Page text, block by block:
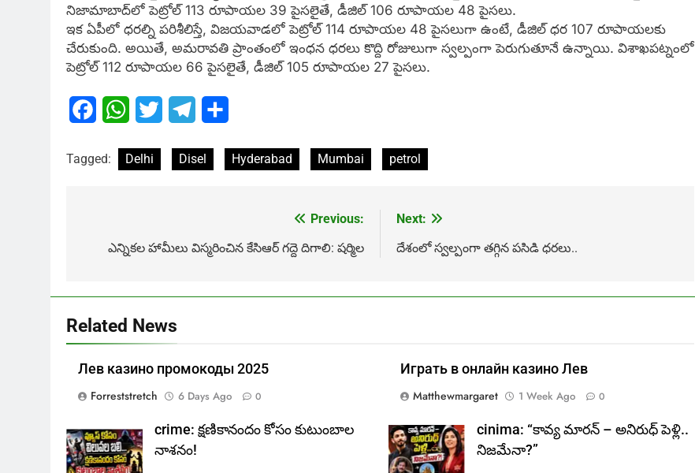
నిజామాబాద్‌లో పెట్రోల్ 113 రూపాయ‌ల 39 పైస‌లైతే, డీజిల్ 106 రూపాయ‌ల 48 పైస‌లు.
ఇక ఏపీలో ధ‌ర‌ల్ని ప‌రిశీలిస్తే, విజ‌య‌వాడ‌లో పెట్రోల్ 114 రూపాయ‌ల 48 పైస‌లుగా ఉంటే, డీజిల్ ధ‌ర 107 రూపాయ‌ల‌కు
చేరుకుంది. అయితే, అమ‌రావ‌తి ప్రాంతంలో ఇంధ‌న ధ‌ర‌లు కొద్ది రోజులుగా స్వ‌ల్పంగా పెరుగుతూనే ఉన్నాయి. విశాఖ‌ప‌ట్నంలో
పెట్రోల్ 112 రూపాయ‌ల 66 పైస‌లైతే, డీజిల్ 105 రూపాయ‌ల 27 పైస‌లు.
FacebookWhatsApp
Twitter Telegram
Tagged: Delhi Disel Hyderabad Mumbai petrol
navigation
Previous:
ఎన్నికల హామీలు విస్మరించిన కేసిఆర్ గద్దె దిగాలి: షర్మిల
Next:
దేశంలో స్వల్పంగా తగ్గిన పసిడి ధరలు..
Related News
Лев казино промокоды 2025
Forreststretch
6 Days Ago 0
Играть в онлайн казино Лев
Matthewmargaret
1 Week Ago 0
crime: క్షణికానందం కోసం కుటుంబాల
నాశనం!
cinima: “కావ్య మారన్ – అనిరుధ్ పెళ్లి..
నిజమేనా?”